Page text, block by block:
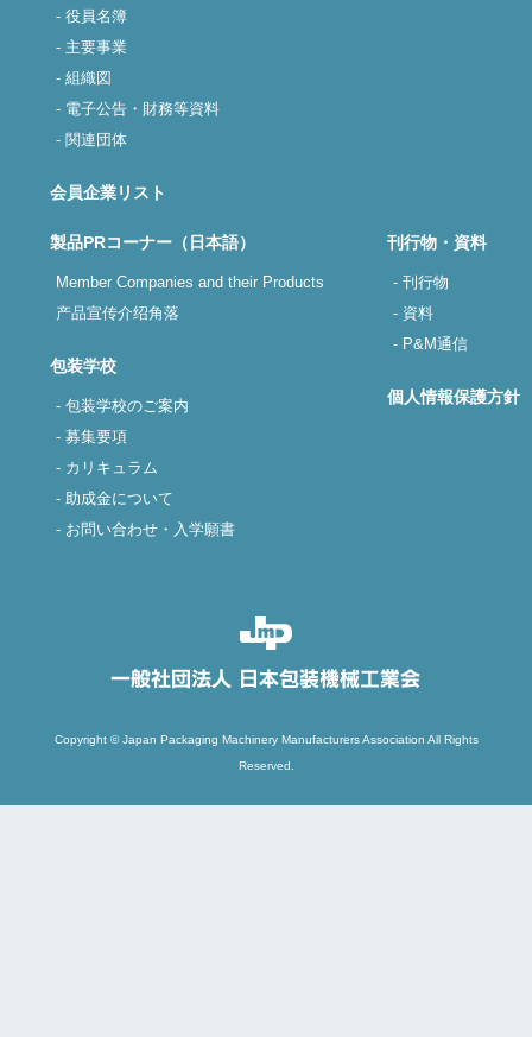
- 役員名簿
- 主要事業
- 組織図
- 電子公告・財務等資料
- 関連団体
会員企業リスト
製品PRコーナー（日本語）
Member Companies and their Products
产品宣传介绍角落
包装学校
- 包装学校のご案内
- 募集要項
- カリキュラム
- 助成金について
- お問い合わせ・入学願書
刊行物・資料
- 刊行物
- 資料
- P&M通信
個人情報保護方針
Copyright © Japan Packaging Machinery Manufacturers Association All Rights
Reserved.